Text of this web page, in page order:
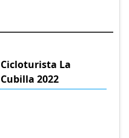
Cicloturista La
Cubilla 2022